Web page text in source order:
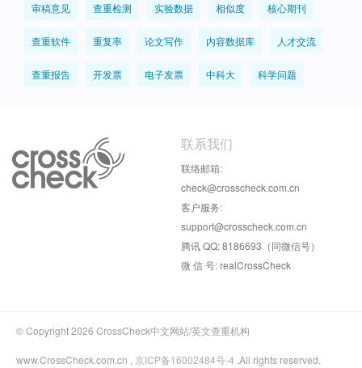
审稿意见 查重检测 实验数据 相似度 核心期刊
查重软件 重复率 论文写作 内容数据库 人才交流
查重报告 开发票 电子发票 中科大 科学问题
联系我们
联络邮箱:
check@crosscheck.com.cn
客户服务:
support@crosscheck.com.cn
腾讯 QQ: 8186693（同微信号）
微 信 号: realCrossCheck
© Copyright 2026 CrossCheck中文网站/英文查重机构
www.CrossCheck.com.cn , 京ICP备16002484号-4 ,All rights reserved.